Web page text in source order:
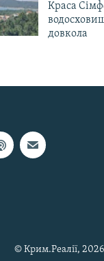
Краса
довкола
© Крим.Реалії,